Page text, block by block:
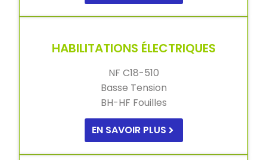
HABILITATIONS ÉLECTRIQUES
NF C18-510
Basse Tension
BH-HF Fouilles
EN SAVOIR PLUS